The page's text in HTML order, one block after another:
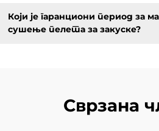
Који је гаранциони период за
сушење пелета за закуске?
Сврзана